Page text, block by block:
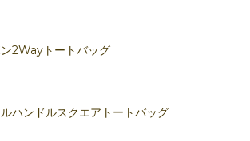
2Wayトートバッグ
ハンドルスクエアトートバッグ